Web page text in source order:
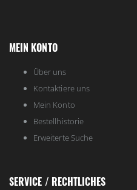
MEIN KONTO
Über uns
Kontaktiere uns
Mein Konto
Bestellhistorie
Erweiterte Suche
SERVICE / RECHTLICHES